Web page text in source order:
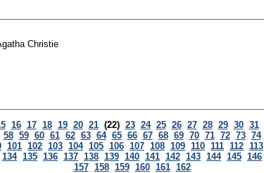
Christie
16 17 18 19 20 21 (22) 23 24 25 26 27 28 29 30 31
58 59 60 61 62 63 64 65 66 67 68 69 70 71 72 73 74
101 102 103 104 105 106 107 108 109 110 111 112 113
134 135 136 137 138 139 140 141 142 143 144 145 146
157 158 159 160 161 162